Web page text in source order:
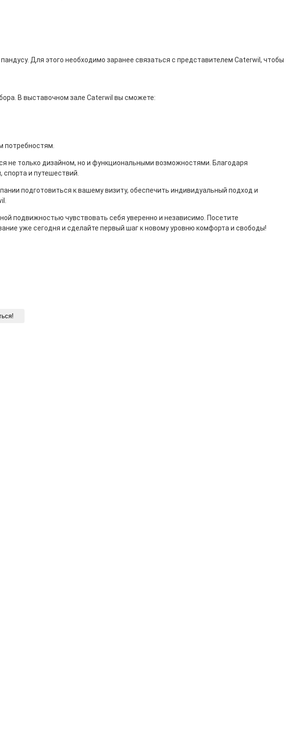
Для этого необходимо заранее связаться с представителем Caterwil, чтобы
В выставочном зале Caterwil вы сможете:
потребностям.
не только дизайном, но и функциональными возможностями. Благодаря
и путешествий.
подготовиться к вашему визиту, обеспечить индивидуальный подход и
подвижностью чувствовать себя уверенно и независимо. Посетите
уже сегодня и сделайте первый шаг к новому уровню комфорта и свободы!